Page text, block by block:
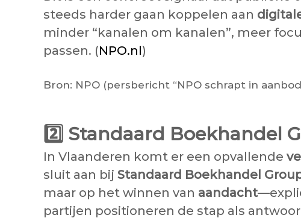
steeds harder gaan koppelen aan
minder “kanalen om kanalen”, meer
passen. (NPO.nl)
Bron: NPO (persbericht “NPO schrapt in
2️⃣ Standaard Boekhandel
In Vlaanderen komt er een opvallende
sluit aan bij Standaard Boekhandel
maar op het winnen van aandacht
partijen positioneren de stap als